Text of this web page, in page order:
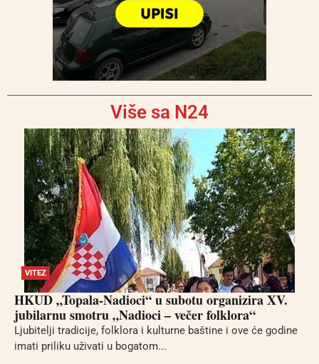
Više sa N24
VITEZ
HKUD „Topala-Nadioci“ u subotu organizira XV.
jubilarnu smotru „Nadioci – večer folklora“
Ljubitelji tradicije, folklora i kulturne baštine i ove će godine
imati priliku uživati u bogatom...